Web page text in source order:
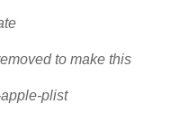
to make this
plist